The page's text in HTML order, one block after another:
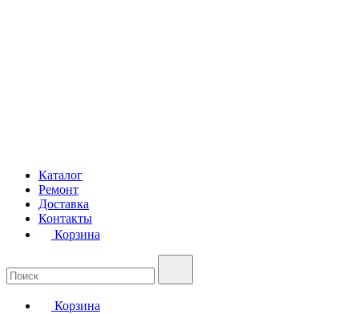
Каталог
Ремонт
Доставка
Контакты
Корзина
Корзина